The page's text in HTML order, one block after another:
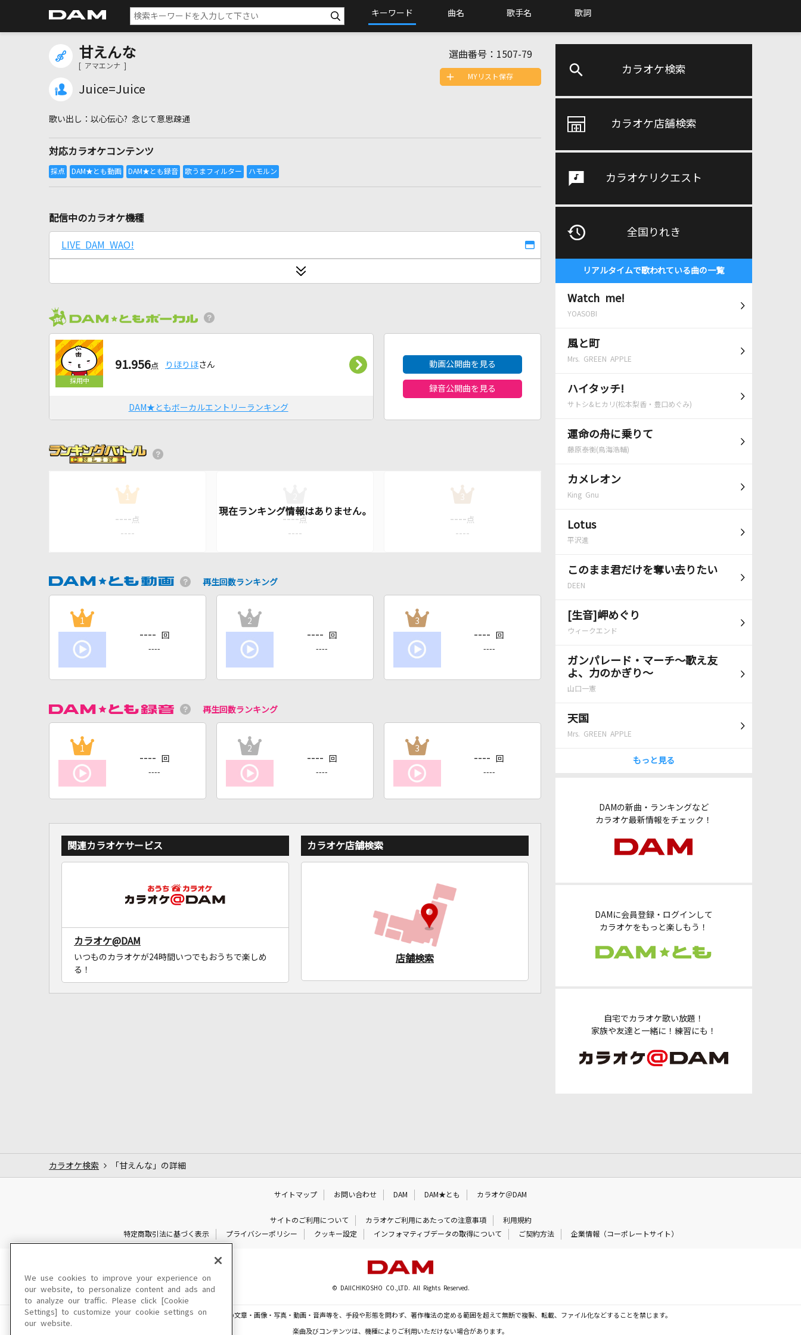
キーワード 曲名 歌手名 歌詞
カラオケ検索
カラオケ店舗検索
カラオケリクエスト
全国りれき
リアルタイムで歌われている曲の一覧
Watch me!
YOASOBI
風と町
Mrs. GREEN APPLE
ハイタッチ!
サトシ&ヒカリ(松本梨香・豊口めぐみ)
運命の舟に乗りて
藤原泰衡(鳥海浩輔)
カメレオン
King Gnu
Lotus
平沢進
このまま君だけを奪い去りたい
DEEN
[生音]岬めぐり
ウィークエンド
ガンパレード・マーチ～歌え友
よ、力のかぎり～
山口一憲
天国
Mrs. GREEN APPLE
もっと見る
DAMの新曲・ランキングなど
カラオケ最新情報をチェック！
DAMに会員登録・ログインして
カラオケをもっと楽しもう！
自宅でカラオケ歌い放題！
家族や友達と一緒に！練習にも！
甘えんな
[ アマエンナ ]
Juice=Juice
選曲番号： 1507-79
以心伝心? 念じて意思疎通
対応カラオケコンテンツ
MYリスト保存
配信中のカラオケ機種
LIVE DAM WAO!
91.956点 りほりほさん
DAM★ともボーカルエントリーランキング
動画公開曲を見る
録音公開曲を見る
1
---- 点
----
---- 点
----
3
---- 点
----
再生回数ランキング
1
---- 回
----
2
---- 回
----
3
---- 回
----
再生回数ランキング
1
---- 回
----
2
---- 回
----
3
---- 回
----
関連カラオケサービス
カラオケ@DAM
いつものカラオケが24時間いつでもおうちで楽しめ
る！
カラオケ店舗検索
店舗検索
カラオケ検索 「甘えんな」の詳細
サイトマップ お問い合わせ DAM DAM★とも カラオケ＠DAM
サイトのご利用について カラオケご利用にあたっての注意事項
利用規約
特定商取引法に基づく表示
プライバシーポリシー クッキー設定 インフォマティブデータの取得について ご契約方法 企業情報（コーポレートサイト）
© DAIICHIKOSHO CO.,LTD. All Rights Reserved.
このサイトに掲載されている一切の文章・画像・写真・動画・音声等を、手段や形態を問わず、著作権法の定める範囲を超えて無断で複製、転載、ファイル化などすることを禁じます。
楽曲及びコンテンツは、機種によりご利用いただけない場合があります。
We use cookies to improve your experience on
our website, to personalize content and ads and
to analyze our traffic. Please click [Cookie
Settings] to customize your cookie settings on
our website.